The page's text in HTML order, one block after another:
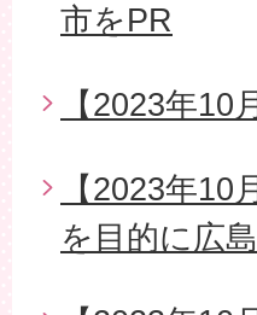
市をPR
【2023年
【2023年
を目的に広